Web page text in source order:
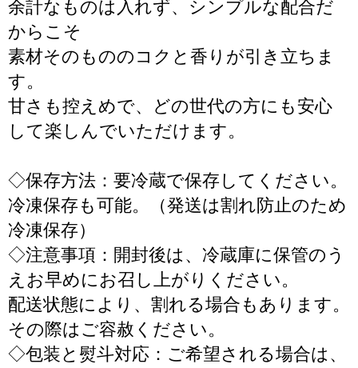
余計なものは入れず、シンプルな配合だ
からこそ
素材そのもののコクと香りが引き立ちま
す。
甘さも控えめで、どの世代の方にも安心
して楽しんでいただけます。
◇保存方法：要冷蔵で保存してください。
冷凍保存も可能。（発送は割れ防止のため
冷凍保存）
◇注意事項：開封後は、冷蔵庫に保管のう
えお早めにお召し上がりください。
配送状態により、割れる場合もあります。
その際はご容赦ください。
◇包装と熨斗対応：ご希望される場合は、